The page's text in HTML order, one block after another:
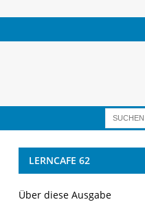
LERNCAFE 62
Über diese Ausgabe